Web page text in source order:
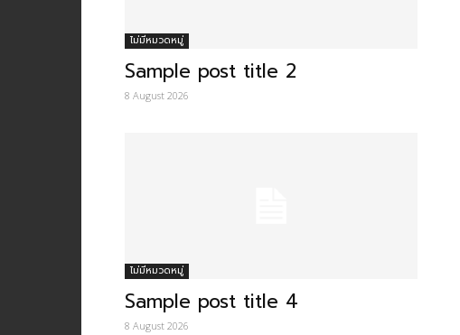
ไม่มีหมวดหมู่
Sample post title 2
8 August 2026
ไม่มีหมวดหมู่
Sample post title 4
8 August 2026